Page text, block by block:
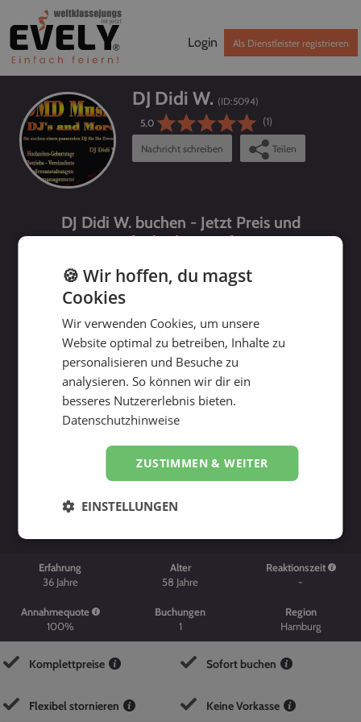
Login Als Dienstleister registrieren
DJ Didi W. (ID:5094)
5,0
(1)
Nachricht schreiben Teilen
DJ Didi W. buchen - Jetzt Preis und
Verfügbarkeit prüfen!
bis
Erfahrung
36 Jahre
Alter
58 Jahre
Reaktionszeit
-
Annahmequote
100%
Buchungen
1
Region
Hamburg
Komplettpreise Sofort buchen
Flexibel stornieren Keine Vorkasse
🍪 Wir hoffen, du magst
Cookies
Wir verwenden Cookies, um unsere
Website optimal zu betreiben, Inhalte zu
personalisieren und Besuche zu
analysieren. So können wir dir ein
besseres Nutzererlebnis bieten.
Datenschutzhinweise
ZUSTIMMEN & WEITER
EINSTELLUNGEN